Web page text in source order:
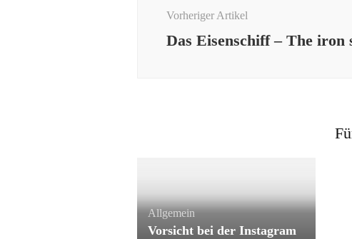
Vorheriger Artikel
Das Eisenschiff – The iron
Allgemein
Vorsicht bei der Instagram